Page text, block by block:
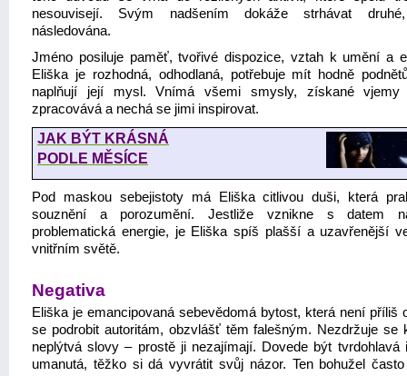
nesouvisejí. Svým nadšením dokáže strhávat
následována.
Jméno posiluje paměť, tvořivé dispozice, vztah k umění a
Eliška je rozhodná, odhodlaná, potřebuje mít hodně
naplňují její mysl. Vnímá všemi smysly, získané vjemy
zpracovává a nechá se jimi inspirovat.
JAK BÝT KRÁSNÁ
PODLE MĚSÍCE
Pod maskou sebejistoty má Eliška citlivou duši, která
souznění a porozumění. Jestliže vznikne s datem
problematická energie, je Eliška spíš plašší a uzavřenější
vnitřním světě.
Negativa
Eliška je emancipovaná sebevědomá bytost, která není příliš
se podrobit autoritám, obzvlášť těm falešným. Nezdržuje se
neplýtvá slovy – prostě ji nezajímají. Dovede být tvrdohlavá
umanutá, těžko si dá vyvrátit svůj názor. Ten bohužel